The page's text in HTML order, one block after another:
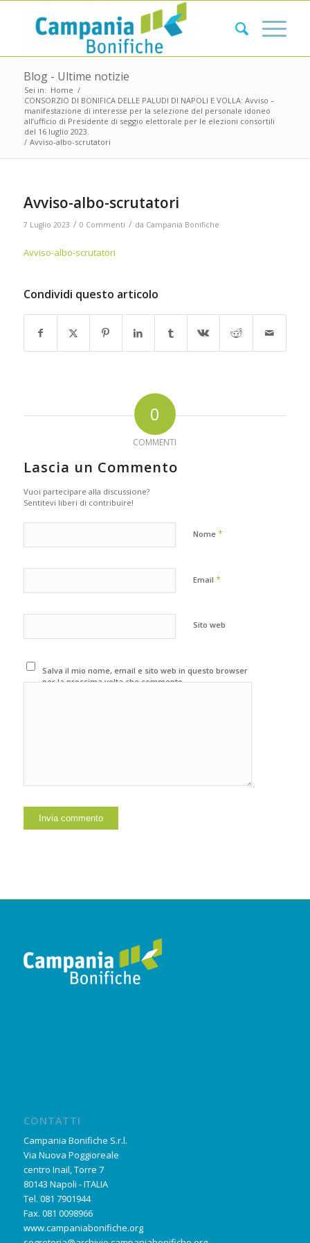
Blog - Ultime notizie
Sei in: Home /
CONSORZIO DI BONIFICA DELLE PALUDI DI NAPOLI E VOLLA: Avviso –
manifestazione di interesse per la selezione del personale idoneo
all’ufficio di Presidente di seggio elettorale per le elezioni consortili
del 16 luglio 2023.
/ Avviso-albo-scrutatori
Avviso-albo-scrutatori
7 Luglio 2023 / 0 Commenti / da Campania Bonifiche
Avviso-albo-scrutatori
Condividi questo articolo
0
COMMENTI
Lascia un Commento
Vuoi partecipare alla discussione?
Sentitevi liberi di contribuire!
Nome *
Email *
Sito web
Salva il mio nome, email e sito web in questo browser
per la prossima volta che commento.
CONTATTI
Campania Bonifiche S.r.l.
Via Nuova Poggioreale
centro Inail, Torre 7
80143 Napoli - ITALIA
Tel. 081 7901944
Fax. 081 0098966
www.campaniabonifiche.org